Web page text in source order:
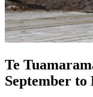
Te
September to